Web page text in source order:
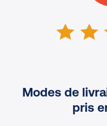
Modes de
pris